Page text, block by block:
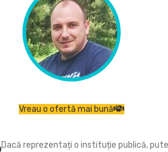
Vreau o ofertă mai bună
Dacă reprezentați o instituție publică,